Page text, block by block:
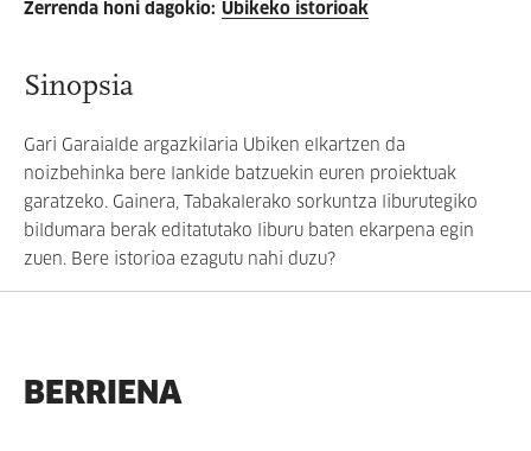
Zerrenda honi dagokio: Ubikeko istorioak
Sinopsia
Gari Garaialde argazkilaria Ubiken elkartzen da
noizbehinka bere lankide batzuekin euren proiektuak
garatzeko. Gainera, Tabakalerako sorkuntza liburutegiko
bildumara berak editatutako liburu baten ekarpena egin
zuen. Bere istorioa ezagutu nahi duzu?
BERRIENA